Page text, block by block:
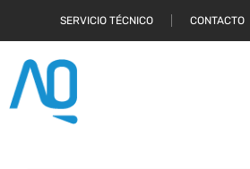
SERVICIO TÉCNICO CONTACTO